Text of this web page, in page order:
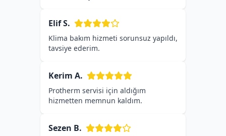
Elif S.
Klima bakım hizmeti sorunsuz yapıldı,
tavsiye ederim.
Kerim A.
Protherm servisi için aldığım
hizmetten memnun kaldım.
Sezen B.